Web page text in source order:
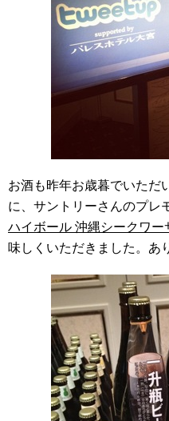
お酒も昨年お歳暮でいただ
に、サントリーさんのプレ
ハイボール 沖縄シークワー
味しくいただきました。あ